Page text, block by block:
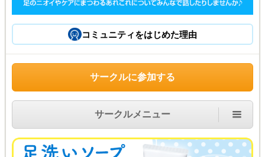
コミュニティをはじめた理由
サークルに参加する
サークルメニュー